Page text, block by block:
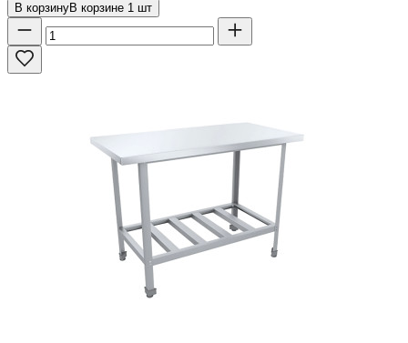
В корзинуВ корзине 1 шт